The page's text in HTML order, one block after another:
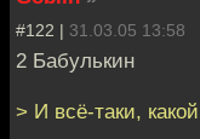
#122 | 31.03.05 13:58
2 Бабулькин
> И всё-таки,